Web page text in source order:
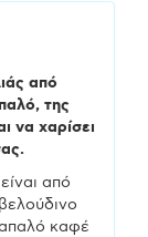
από
της
να χαρίσει
από
καφέ